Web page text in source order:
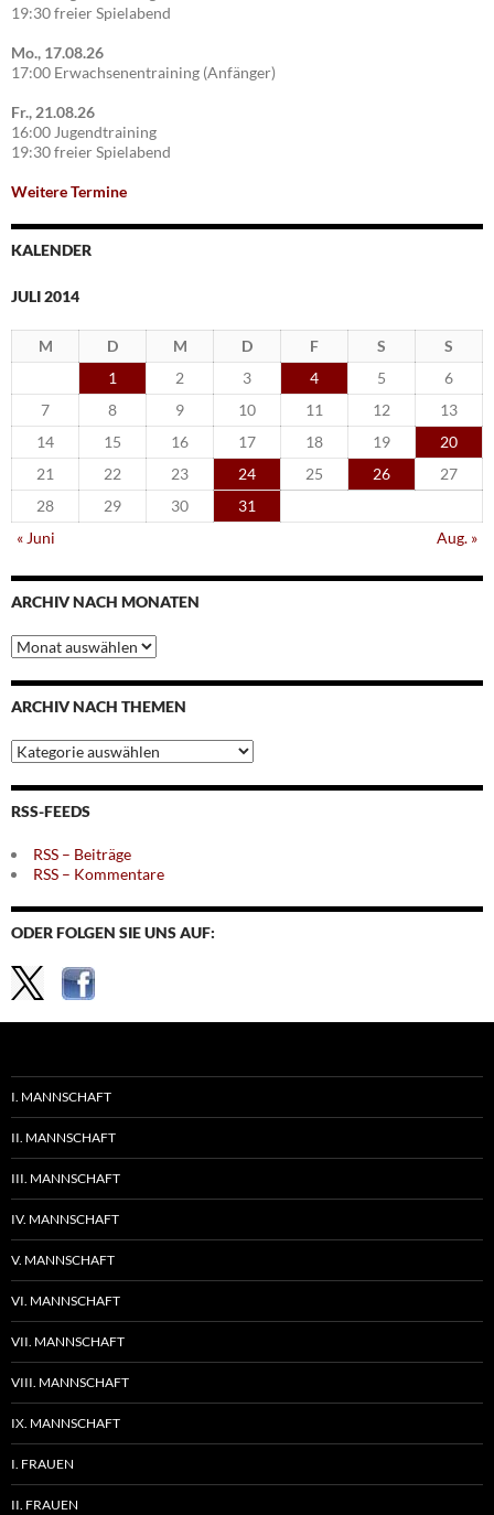
19:30 freier Spielabend
Mo., 17.08.26
17:00 Erwachsenentraining (Anfänger)
Fr., 21.08.26
16:00 Jugendtraining
19:30 freier Spielabend
Weitere Termine
KALENDER
JULI 2014
M D M D F S
S
1
2 3 4 5
6
7
8 9 10 11 12
13
14
15 16 17 18 19
20
21
22 23 24 25 26
27
28
29 30
31
« Juni
Aug. »
ARCHIV NACH MONATEN
Archiv
nach
Monaten
ARCHIV NACH THEMEN
Archiv
nach
Themen
RSS-FEEDS
RSS – Beiträge
RSS – Kommentare
ODER FOLGEN SIE UNS AUF:
I. MANNSCHAFT
II. MANNSCHAFT
III. MANNSCHAFT
IV. MANNSCHAFT
V. MANNSCHAFT
VI. MANNSCHAFT
VII. MANNSCHAFT
VIII. MANNSCHAFT
IX. MANNSCHAFT
I. FRAUEN
II. FRAUEN